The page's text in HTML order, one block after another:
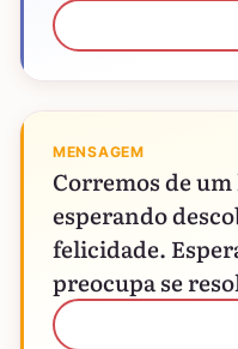
MENSAGEM
Corremos de
esperando
felicidade.
preocupa se
mágica.